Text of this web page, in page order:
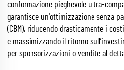
conformazione pieghevole ultra-
garantisce un'ottimizzazione senza
(CBM), riducendo drasticamente i
e massimizzando il ritorno
per sponsorizzazioni o vendite al